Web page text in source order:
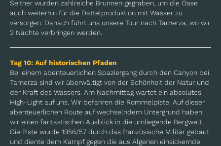
Seither wurden zahlreiche Brunnen gegraben, um die Oase
auch weiterhin für die Dattelproduktion mit Wasser zu
versorgen. Danach führt uns unsere Tour nach Tamerza, wo wir
2 Nächte verbringen werden.
Tag 10: Auf historischen Pfaden
Bei einem abenteuerlichen Spaziergang durch den Canyon bei
Tamerza sind wir überwältigt von der Schönheit der Natur und
der Kraft des Wassers. Am Nachmittag wartet ein absolutes
High-Light auf uns. Wir befahren die Rommelpiste. Auf dieser
abenteuerlichen Route auf wechselndem Untergrund haben
wir einen fantastischen Ausblick in die umliegende Bergwelt.
Die Piste wurde 1956/57 durch das französische Militär gebaut
und diente dem Kampf gegen die aus Algerien einsickernde